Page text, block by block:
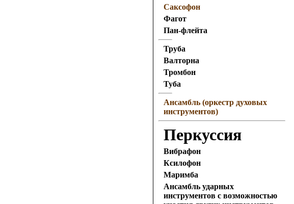
Саксофон
Фагот
Пан-флейта
Труба
Валторна
Тромбон
Туба
Ансамбль (оркестр духовых
инструментов)
Перкуссия
Вибрафон
Ксилофон
Маримба
Ансамбль ударных
инструментов с возможностью